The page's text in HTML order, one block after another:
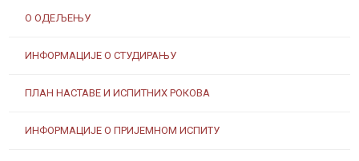
О ОДЕЉЕЊУ
ИНФОРМАЦИЈЕ О СТУДИРАЊУ
ПЛАН НАСТАВЕ И ИСПИТНИХ РОКОВА
ИНФОРМАЦИЈЕ О ПРИЈЕМНОМ ИСПИТУ